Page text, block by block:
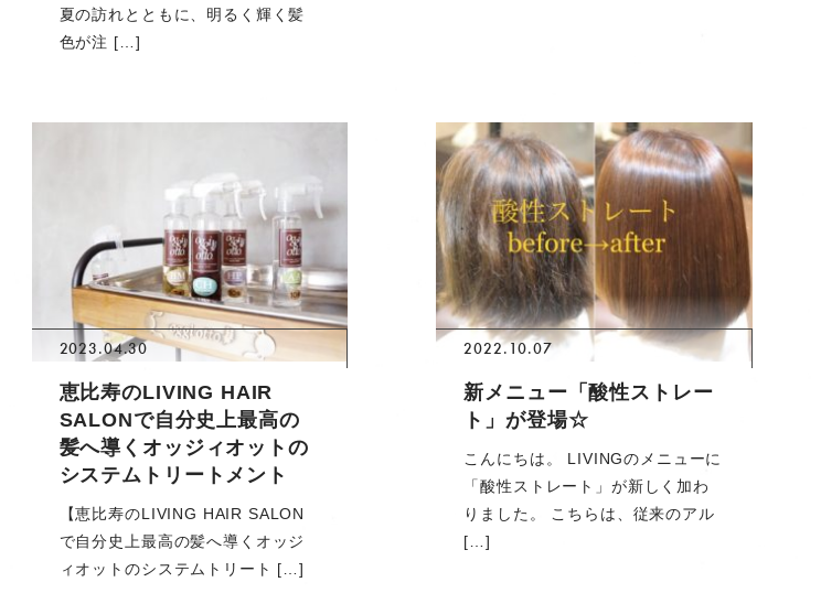
夏の訪れとともに、明るく輝く髪
色が注 […]
2023.04.30
恵比寿のLIVING HAIR
SALONで自分史上最高の
髪へ導くオッジィオットの
システムトリートメント
【恵比寿のLIVING HAIR SALON
で自分史上最高の髪へ導くオッジ
ィオットのシステムトリート […]
2022.10.07
新メニュー「酸性ストレー
ト」が登場☆
こんにちは。 LIVINGのメニューに
「酸性ストレート」が新しく加わ
りました。 こちらは、従来のアル
[…]